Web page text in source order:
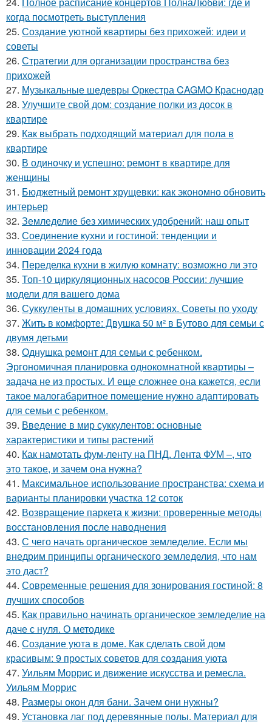
когда посмотреть выступления
25. Создание уютной квартиры без прихожей: идеи и
советы
26. Стратегии для организации пространства без
прихожей
27. Музыкальные шедевры Оркестра CAGMO Краснодар
28. Улучшите свой дом: создание полки из досок в
квартире
29. Как выбрать подходящий материал для пола в
квартире
30. В одиночку и успешно: ремонт в квартире для
женщины
31. Бюджетный ремонт хрущевки: как экономно обновить
интерьер
32. Земледелие без химических удобрений: наш опыт
33. Соединение кухни и гостиной: тенденции и
инновации 2024 года
34. Переделка кухни в жилую комнату: возможно ли это
35. Топ-10 циркуляционных насосов России: лучшие
модели для вашего дома
36. Суккуленты в домашних условиях. Советы по уходу
37. Жить в комфорте: Двушка 50 м² в Бутово для семьи с
двумя детьми
38. Однушка ремонт для семьи с ребенком.
Эргономичная планировка однокомнатной квартиры –
задача не из простых. И еще сложнее она кажется, если
такое малогабаритное помещение нужно адаптировать
для семьи с ребенком.
39. Введение в мир суккулентов: основные
характеристики и типы растений
40. Как намотать фум-ленту на ПНД. Лента ФУМ –, что
это такое, и зачем она нужна?
41. Максимальное использование пространства: схема и
варианты планировки участка 12 соток
42. Возвращение паркета к жизни: проверенные методы
восстановления после наводнения
43. С чего начать органическое земледелие. Если мы
внедрим принципы органического земледелия, что нам
это даст?
44. Современные решения для зонирования гостиной: 8
лучших способов
45. Как правильно начинать органическое земледелие на
даче с нуля. О методике
46. Создание уюта в доме. Как сделать свой дом
красивым: 9 простых советов для создания уюта
47. Уильям Моррис и движение искусства и ремесла.
Уильям Моррис
48. Размеры окон для бани. Зачем они нужны?
49. Установка лаг под деревянные полы. Материал для